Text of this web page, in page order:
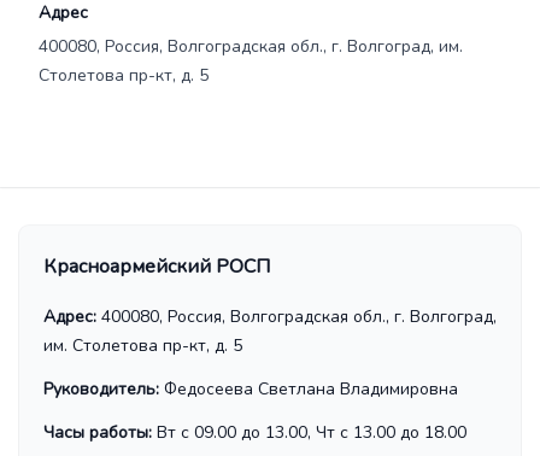
Адрес
400080, Россия, Волгоградская обл., г. Волгоград, им.
Столетова пр-кт, д. 5
Красноармейский РОСП
Адрес: 400080, Россия, Волгоградская обл., г. Волгоград,
им. Столетова пр-кт, д. 5
Руководитель: Федосеева Светлана Владимировна
Часы работы: Вт с 09.00 до 13.00, Чт с 13.00 до 18.00